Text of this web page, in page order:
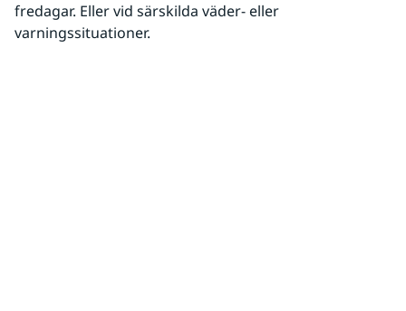
fredagar. Eller vid särskilda väder- eller
varningssituationer.